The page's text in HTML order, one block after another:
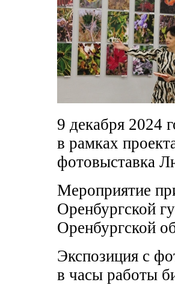
9 декабря 2024
в рамках
фотовыставка
Мероприятие
Оренбургской
Оренбургской
Экспозиция с
в часы работы